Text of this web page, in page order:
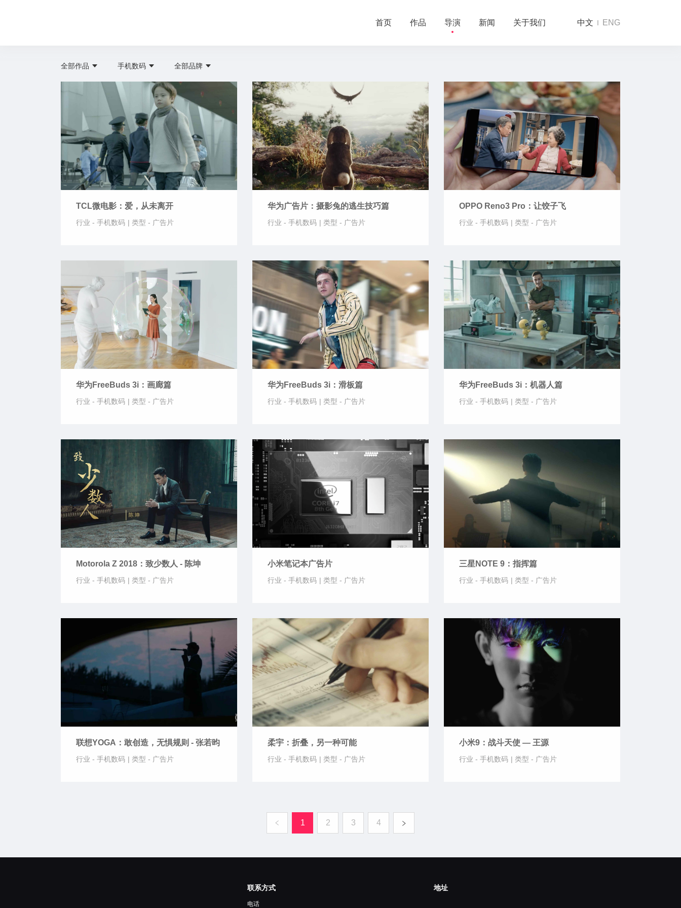
首页 作品 导演 新闻 关于我们 中文 ENG
全部作品 手机数码 全部品牌
TCL微电影：爱，从未离开
行业 - 手机数码 | 类型 - 广告片
华为广告片：摄影兔的逃生技巧篇
行业 - 手机数码 | 类型 - 广告片
OPPO Reno3 Pro：让饺子飞
行业 - 手机数码 | 类型 - 广告片
华为FreeBuds 3i：画廊篇
行业 - 手机数码 | 类型 - 广告片
华为FreeBuds 3i：滑板篇
行业 - 手机数码 | 类型 - 广告片
华为FreeBuds 3i：机器人篇
行业 - 手机数码 | 类型 - 广告片
Motorola Z 2018：致少数人 - 陈坤
行业 - 手机数码 | 类型 - 广告片
小米笔记本广告片
行业 - 手机数码 | 类型 - 广告片
三星NOTE 9：指挥篇
行业 - 手机数码 | 类型 - 广告片
联想YOGA：敢创造，无惧规则 - 张若昀
行业 - 手机数码 | 类型 - 广告片
柔宇：折叠，另一种可能
行业 - 手机数码 | 类型 - 广告片
小米9：战斗天使 — 王源
行业 - 手机数码 | 类型 - 广告片
1 2 3 4
联系方式
电话
地址